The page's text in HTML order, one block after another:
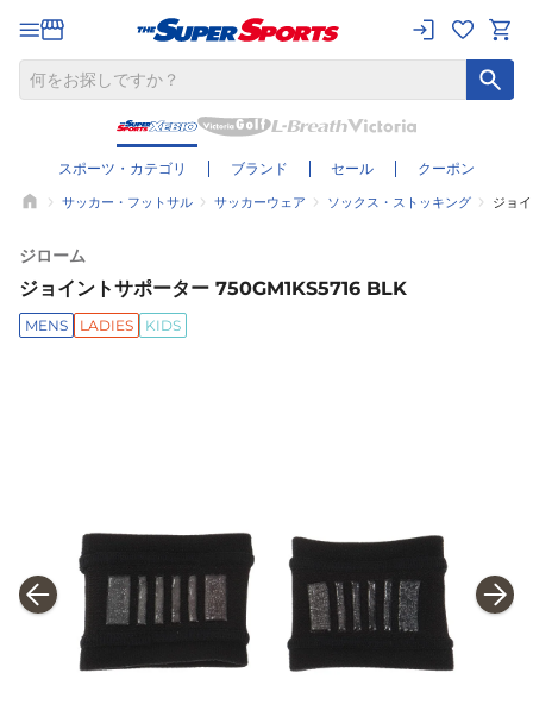
スポーツ・カテゴリ ブランド セール クーポン
サッカー・フットサル サッカーウェア ソックス・ストッキング ジョ
ジローム
ジョイントサポーター 750GM1KS5716 BLK
MENS LADIES KIDS